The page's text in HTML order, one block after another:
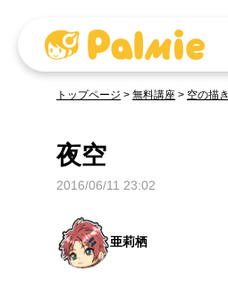
トップページ > 無料講座 > 空の描
夜空
2016/06/11 23:02
亜莉栖